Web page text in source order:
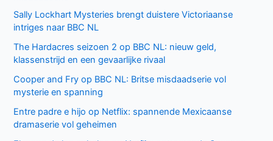
Sally Lockhart Mysteries brengt duistere Victoriaanse
intriges naar BBC NL
The Hardacres seizoen 2 op BBC NL: nieuw geld,
klassenstrijd en een gevaarlijke rivaal
Cooper and Fry op BBC NL: Britse misdaadserie vol
mysterie en spanning
Entre padre e hijo op Netflix: spannende Mexicaanse
dramaserie vol geheimen